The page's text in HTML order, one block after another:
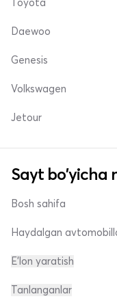
Daewoo
Genesis
Volkswagen
Jetour
Sayt bo'yicha
Bosh sahifa
Haydalgan
E'lon yaratish
Tanlanganlar